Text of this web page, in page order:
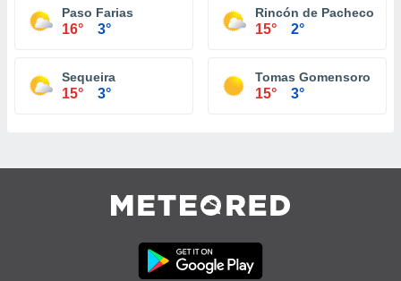
Paso Farias
16° 3°
Rincón de Pacheco
15° 2°
Sequeira
15° 3°
Tomas Gomensoro
15° 3°